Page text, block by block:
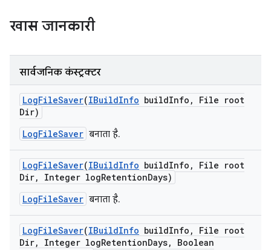
खास जानकारी
सार्वजनिक कंस्ट्रक्टर
LogFileSaver(IBuildInfo buildInfo ,
File root
Dir)
LogFileSaver बनाता है.
LogFileSaver(IBuildInfo buildInfo ,
File root
Dir, Integer logRetentionDays)
LogFileSaver बनाता है.
LogFileSaver(IBuildInfo buildInfo ,
File root
Dir, Integer logRetentionDays,
Boolean